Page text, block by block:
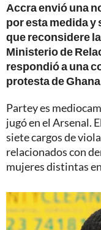
Accra envió una
por esta medida
que reconsidere
Ministerio de
respondió a una
protesta de
Partey es
jugó en el Arsenal.
siete cargos de
relacionados con
mujeres distintas